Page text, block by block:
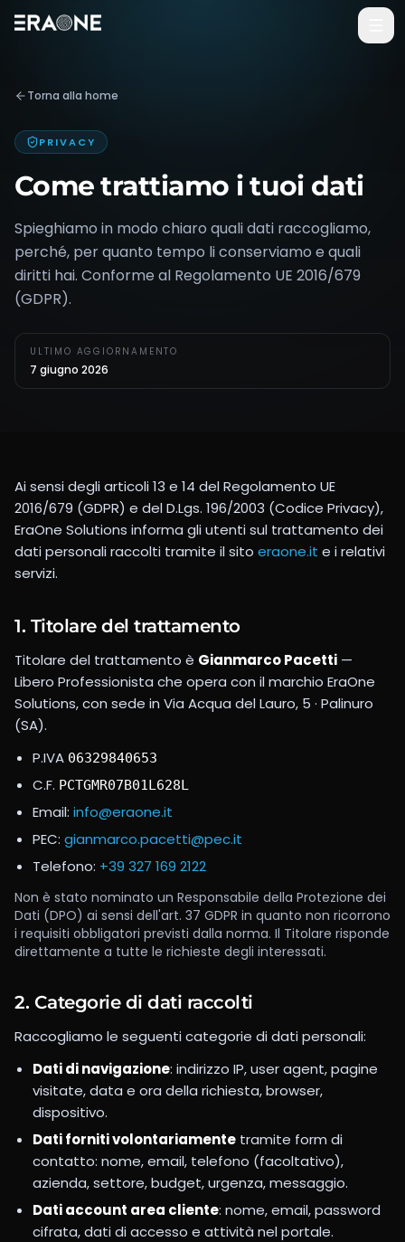
Vai al contenuto principale
Torna alla home
PRIVACY
Come trattiamo i tuoi dati
Spieghiamo in modo chiaro quali dati raccogliamo,
perché, per quanto tempo li conserviamo e quali
diritti hai. Conforme al Regolamento UE 2016/679
(GDPR).
ULTIMO AGGIORNAMENTO
7 giugno 2026
Ai sensi degli articoli 13 e 14 del Regolamento UE
2016/679 (GDPR) e del D.Lgs. 196/2003 (Codice Privacy),
EraOne Solutions informa gli utenti sul trattamento dei
dati personali raccolti tramite il sito eraone.it e i relativi
servizi.
1. Titolare del trattamento
Titolare del trattamento è Gianmarco Pacetti —
Libero Professionista che opera con il marchio EraOne
Solutions, con sede in Via Acqua del Lauro, 5 · Palinuro
(SA).
P.IVA 06329840653
C.F. PCTGMR07B01L628L
Email: info@eraone.it
PEC: gianmarco.pacetti@pec.it
Telefono: +39 327 169 2122
Non è stato nominato un Responsabile della Protezione dei
Dati (DPO) ai sensi dell'art. 37 GDPR in quanto non ricorrono
i requisiti obbligatori previsti dalla norma. Il Titolare risponde
direttamente a tutte le richieste degli interessati.
2. Categorie di dati raccolti
Raccogliamo le seguenti categorie di dati personali:
Dati di navigazione: indirizzo IP, user agent, pagine
visitate, data e ora della richiesta, browser,
dispositivo.
Dati forniti volontariamente tramite form di
contatto: nome, email, telefono (facoltativo),
azienda, settore, budget, urgenza, messaggio.
Dati account area cliente: nome, email, password
cifrata, dati di accesso e attività nel portale.